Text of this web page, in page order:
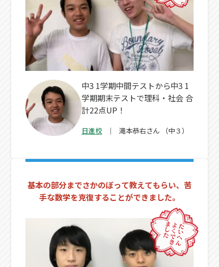
中3 1学期中間テストから中3 1
学期期末テストで理科・社会 合
計22点UP！
日進校 滝本恭右さん （中３）
基本の部分までさかのぼって教えてもらい、苦
手な数学を克復することができました。